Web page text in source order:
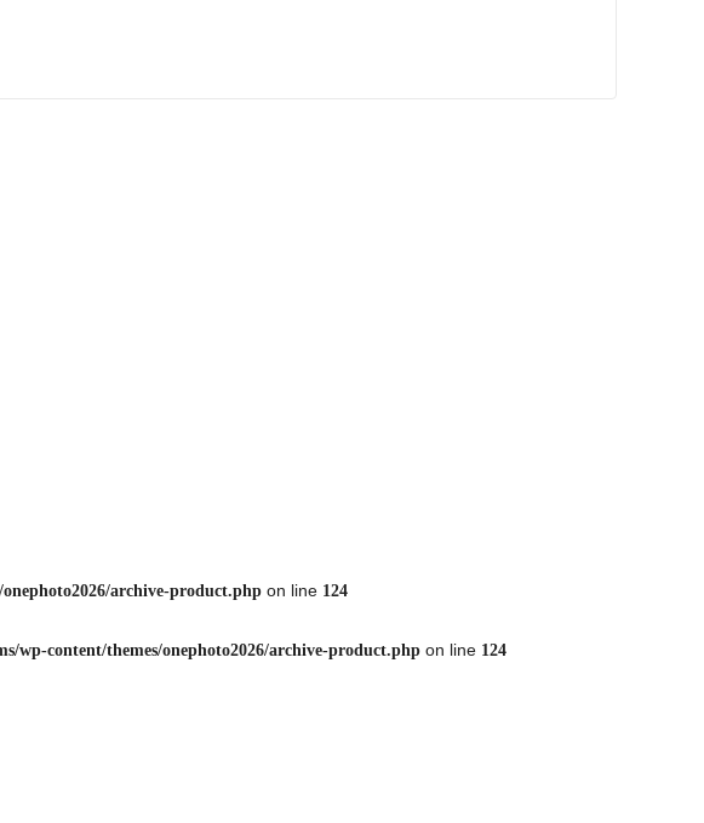
archive-product.php on line 124
wp-content/themes/onephoto2026/archive-product.php on line 124